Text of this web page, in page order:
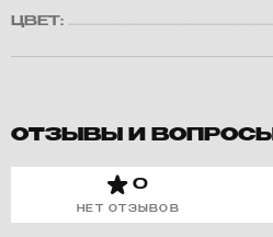
ЦВЕТ:
ОТЗЫВЫ И ВОПРОСЫ
0
НЕТ ОТЗЫВОВ